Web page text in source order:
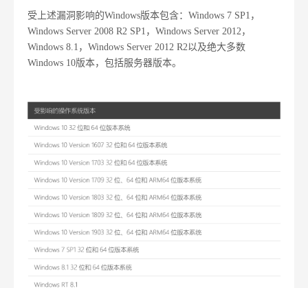
受上述漏洞影响的Windows版本包含：Windows 7 SP1，
Windows Server 2008 R2 SP1，Windows Server 2012，
Windows 8.1，Windows Server 2012 R2以及绝大多数
Windows 10版本，包括服务器版本。